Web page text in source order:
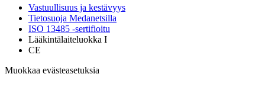
Vastuullisuus ja kestävyys
Tietosuoja Medanetsilla
ISO 13485 -sertifioitu
Lääkintälaiteluokka I
CE
Muokkaa evästeasetuksia